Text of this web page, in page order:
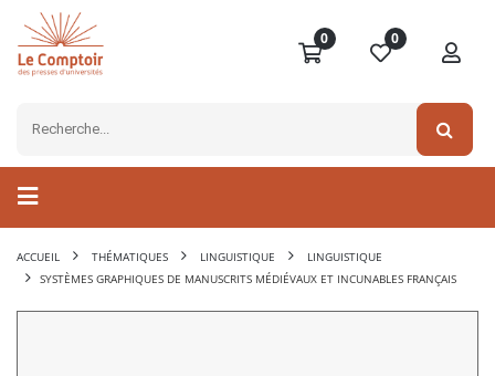
0 0
ACCUEIL THÉMATIQUES LINGUISTIQUE
LINGUISTIQUE
SYSTÈMES GRAPHIQUES DE MANUSCRITS MÉDIÉVAUX ET INCUNABLES FRANÇAIS